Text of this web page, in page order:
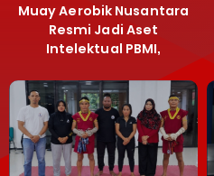
Muay Aerobik Nusantara
Resmi Jadi Aset
Intelektual PBMI,
Terobosan Bangun
Grassroots